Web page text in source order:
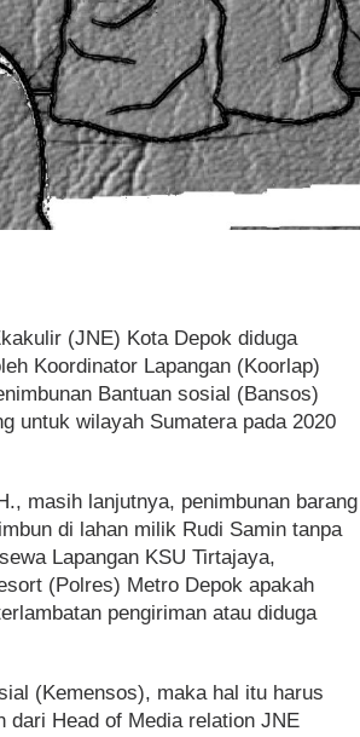
(JNE) Kota Depok diduga
Koordinator Lapangan (Koorlap)
Bantuan sosial (Bansos)
untuk wilayah Sumatera pada 2020
masih lanjutnya, penimbunan barang
di lahan milik Rudi Samin tanpa
Lapangan KSU Tirtajaya,
(Polres) Metro Depok apakah
pengiriman atau diduga
(Kemensos), maka hal itu harus
dari Head of Media relation JNE